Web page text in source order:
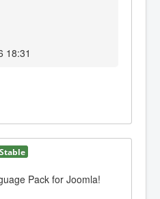
18:31
Stable
Pack for Joomla!